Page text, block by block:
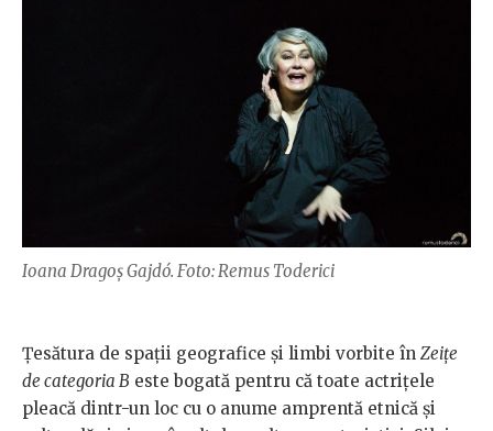
Ioana Dragoș Gajdó. Foto: Remus Toderici
Țesătura de spații geografice și limbi vorbite în Zeițe
de categoria B este bogată pentru că toate actrițele
pleacă dintr-un loc cu o anume amprentă etnică și